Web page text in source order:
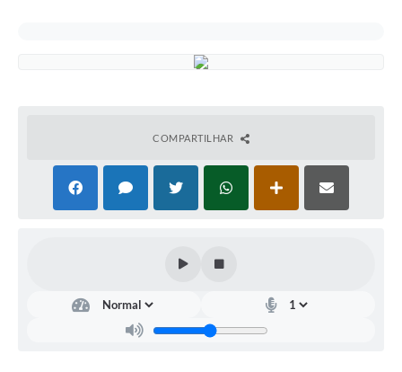
Mapa de estradas rurais
COMPARTILHAR